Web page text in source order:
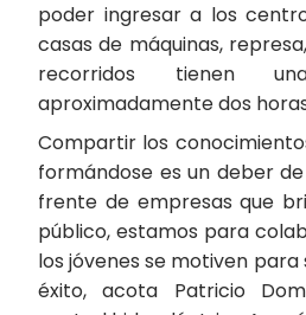
poder ingresar a los
casas de máquinas,
recorridos tienen
aproximadamente dos
Compartir los
formándose es un deber
frente de empresas que
público, estamos para
los jóvenes se motiven
éxito, acota Patricio